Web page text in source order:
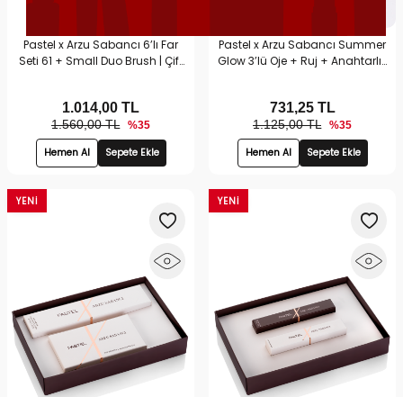
Pastel x Arzu Sabancı 6’lı Far
Seti 61 + Small Duo Brush | Çift
1.560,00 TL %35
1.014,00 TL
Hemen Al Sepete Ekle
Pastel x Arzu Sabancı Summer
Glow 3’lü Oje + Ruj + Anahtarlık
1.125,00 TL %35
731,25TL
Hemen Al Sepete Ekle
YENI YENI